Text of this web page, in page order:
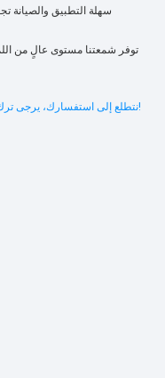
نتطلع إلى استفسارك، يرجى ترك رسالة لنا، وسوف نتصل بك في أقرب وقت ممكن!